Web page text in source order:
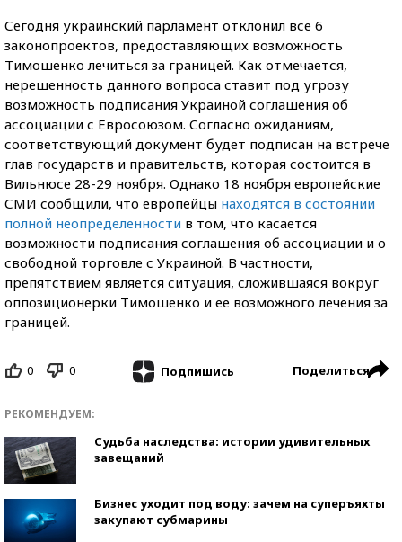
Сегодня украинский парламент отклонил все 6
законопроектов, предоставляющих возможность
Тимошенко лечиться за границей. Как отмечается,
нерешенность данного вопроса ставит под угрозу
возможность подписания Украиной соглашения об
ассоциации с Евросоюзом. Согласно ожиданиям,
соответствующий документ будет подписан на встрече
глав государств и правительств, которая состоится в
Вильнюсе 28-29 ноября. Однако 18 ноября европейские
СМИ сообщили, что европейцы находятся в состоянии
полной неопределенности в том, что касается
возможности подписания соглашения об ассоциации и о
свободной торговле с Украиной. В частности,
препятствием является ситуация, сложившаяся вокруг
оппозиционерки Тимошенко и ее возможного лечения за
границей.
0 0 Подпишись Поделиться
РЕКОМЕНДУЕМ:
Судьба наследства: истории удивительных
завещаний
Бизнес уходит под воду: зачем на суперъяхты
закупают субмарины